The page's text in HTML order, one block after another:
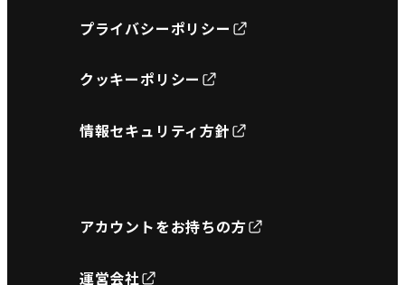
プライバシーポリシー
クッキーポリシー
情報セキュリティ方針
アカウントをお持ちの方
運営会社